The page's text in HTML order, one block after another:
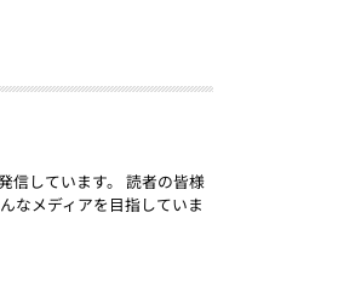
信しています。 読者の皆様
なメディアを目指していま